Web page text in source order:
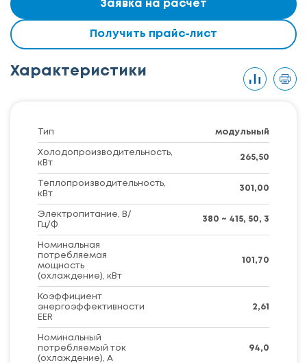
Заявка на расчет
Получить прайс-лист
Характеристики
Тип модульный
Холодопроизводительность,
кВт
265,50
Теплопроизводительность,
кВт
301,00
Электропитание, В/
Гц/Ф
380 ~ 415, 50, 3
Номинальная
потребляемая
мощность
(охлаждение), кВт
101,70
Коэффициент
энергоэффективности
EER
2,61
Номинальный
потребляемый ток
(охлаждение), А
94,0